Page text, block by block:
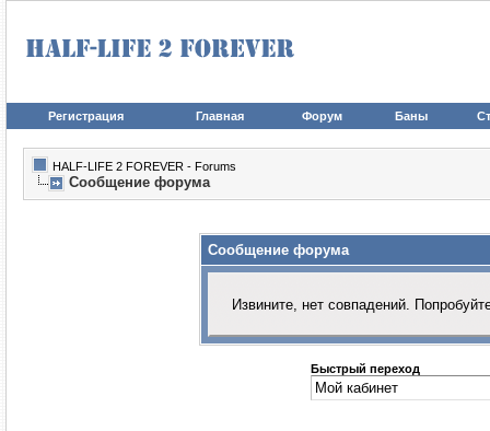
Регистрация Главная Форум Баны
HALF-LIFE 2 FOREVER - Forums
Сообщение форума
Сообщение форума
Извините, нет совпадений.
Быстрый переход